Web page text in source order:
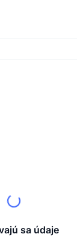
sa údaje